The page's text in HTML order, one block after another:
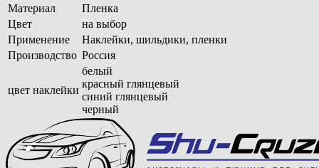
Материал
Пленка
Цвет
на выбор
Применение
Наклейки, шильдики, пленки
Производство Россия
цвет наклейки
белый
красный глянцевый
синий глянцевый
черный